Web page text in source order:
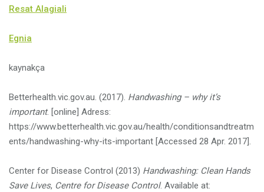
Resat Alagiali
Egnia
kaynakça
Betterhealth.vic.gov.au. (2017). Handwashing – why it’s
important. [online] Adress:
https://www.betterhealth.vic.gov.au/health/conditionsandtreatm
ents/handwashing-why-its-important [Accessed 28 Apr. 2017].
Center for Disease Control (2013) Handwashing: Clean Hands
Save Lives, Centre for Disease Control. Available at: